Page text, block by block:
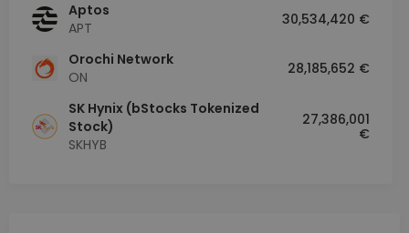
Aptos
APT
30,534,420 €
Orochi Network
ON
28,185,652 €
SK Hynix (bStocks Tokenized
Stock)
SKHYB
27,386,001
€